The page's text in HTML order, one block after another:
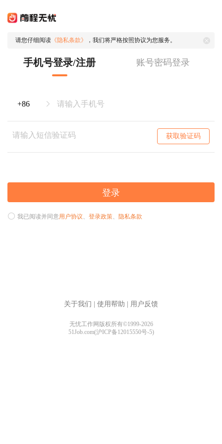
请您仔细阅读 《隐私条款》 ，我们将严格按照协议为您服务。
手机号登录/注册 账号密码登录
获取验证码
登录
我已阅读并同意用户协议、 登录政策、 隐私条款
关于我们 使用帮助 用户反馈
无忧工作网版权所有©1999-2026
51Job.com(沪ICP备12015550号-5)